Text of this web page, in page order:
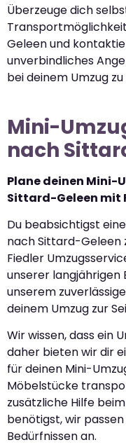
Überzeuge dich
Geleen und
unverbindliches
bei deinem Umzug
Mini-
nach
Plane deinen Mini-
Sittard-Geleen mit
Du beabsichtigst
nach Sittard-Geleen
Fiedler
unserer langjährigen
unserem
deinem Umzug zur
Wir wissen, dass ein
daher bieten wir dir
für deinen Mini-
Möbelstücke
zusätzliche Hilfe
benötigst, wir
Bedürfnissen an.